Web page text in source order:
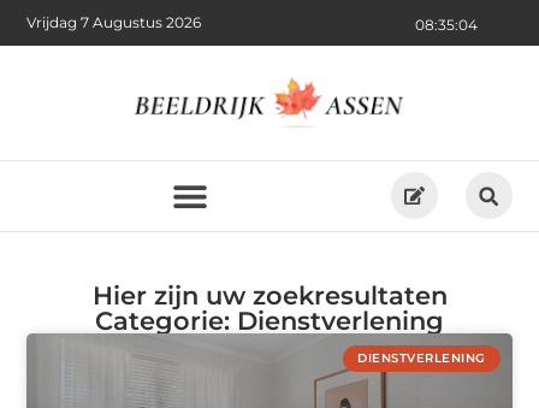
08:35:06
Vrijdag 7 Augustus 2026
Hier zijn uw zoekresultaten
Categorie: Dienstverlening
DIENSTVERLENING